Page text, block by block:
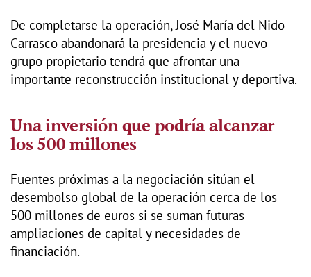
De completarse la operación, José María del Nido
Carrasco abandonará la presidencia y el nuevo
grupo propietario tendrá que afrontar una
importante reconstrucción institucional y deportiva.
Una inversión que podría alcanzar
los 500 millones
Fuentes próximas a la negociación sitúan el
desembolso global de la operación cerca de los
500 millones de euros si se suman futuras
ampliaciones de capital y necesidades de
financiación.